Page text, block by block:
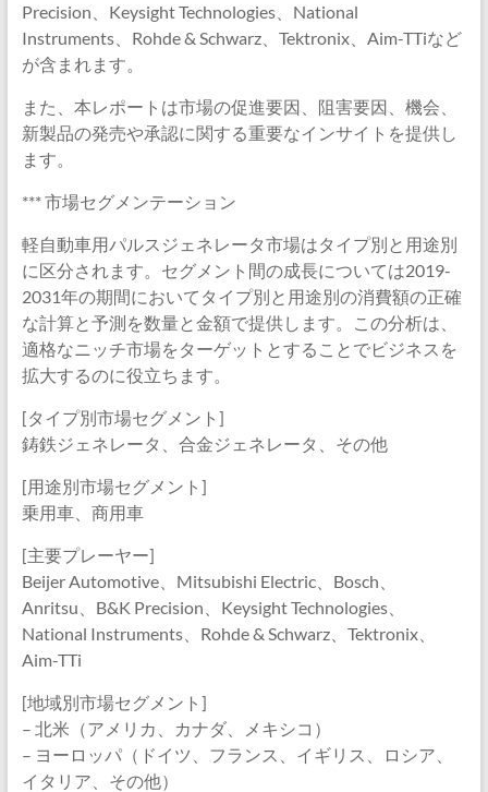
Precision、Keysight Technologies、National
Instruments、Rohde & Schwarz、Tektronix、Aim-TTiなど
が含まれます。
また、本レポートは市場の促進要因、阻害要因、機会、
新製品の発売や承認に関する重要なインサイトを提供し
ます。
*** 市場セグメンテーション
軽自動車用パルスジェネレータ市場はタイプ別と用途別
に区分されます。セグメント間の成長については2019-
2031年の期間においてタイプ別と用途別の消費額の正確
な計算と予測を数量と金額で提供します。この分析は、
適格なニッチ市場をターゲットとすることでビジネスを
拡大するのに役立ちます。
[タイプ別市場セグメント]
鋳鉄ジェネレータ、合金ジェネレータ、その他
[用途別市場セグメント]
乗用車、商用車
[主要プレーヤー]
Beijer Automotive、Mitsubishi Electric、Bosch、
Anritsu、B&K Precision、Keysight Technologies、
National Instruments、Rohde & Schwarz、Tektronix、
Aim-TTi
[地域別市場セグメント]
– 北米（アメリカ、カナダ、メキシコ）
– ヨーロッパ（ドイツ、フランス、イギリス、ロシア、
イタリア、その他）